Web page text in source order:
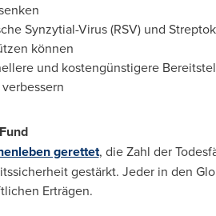
Synzytial-Virus (RSV) und
können
und kostengünstigere
gerettet, die Zahl der
gestärkt. Jeder in den
Erträgen.